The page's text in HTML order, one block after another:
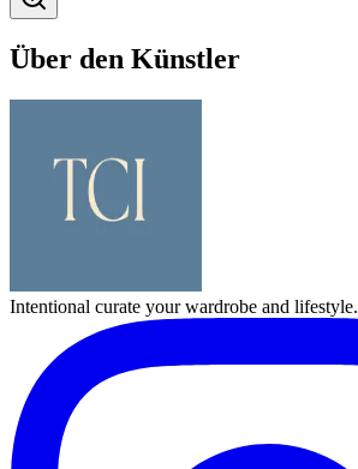
Über den Künstler
Intentional curate your wardrobe and lifestyle.